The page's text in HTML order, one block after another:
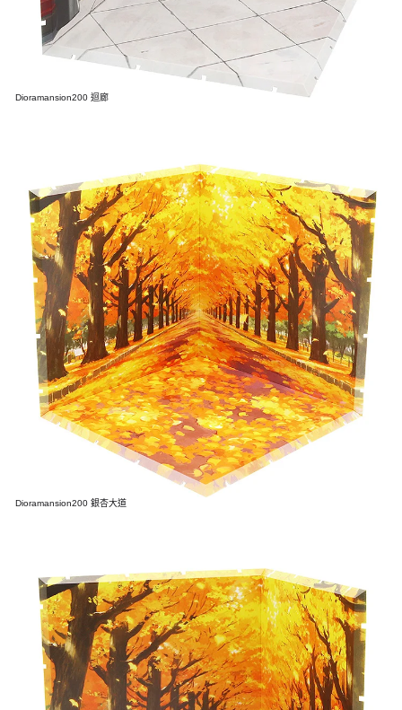
Dioramansion200 迴廊
Dioramansion200 銀杏大道